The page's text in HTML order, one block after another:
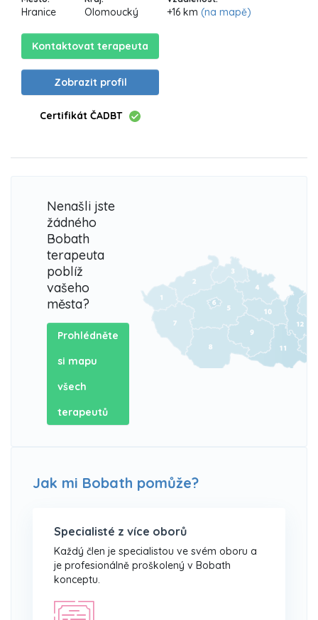
Hranice Olomoucký +16 km (na mapě)
Kontaktovat terapeuta
Zobrazit profil
Certifikát ČADBT
Nenašli jste
žádného
Bobath
terapeuta
poblíž
vašeho
města?
Prohlédněte
si mapu
všech
terapeutů
Jak mi Bobath pomůže?
Specialisté z více oborů
Každý člen je specialistou ve svém oboru a
je profesionálně proškolený v Bobath
konceptu.